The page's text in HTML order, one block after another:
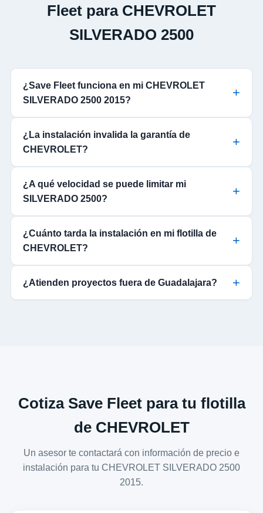
Fleet para CHEVROLET
SILVERADO 2500
¿Save Fleet funciona en mi CHEVROLET
SILVERADO 2500 2015?
¿La instalación invalida la garantía de
CHEVROLET?
¿A qué velocidad se puede limitar mi
SILVERADO 2500?
¿Cuánto tarda la instalación en mi flotilla de
CHEVROLET?
¿Atienden proyectos fuera de Guadalajara?
Cotiza Save Fleet para tu flotilla
de CHEVROLET
Un asesor te contactará con información de precio e
instalación para tu CHEVROLET SILVERADO 2500
2015.